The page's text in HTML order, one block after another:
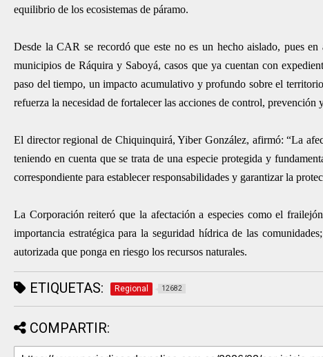
equilibrio de los ecosistemas de páramo.
Desde la CAR se recordó que este no es un hecho aislado, pues
municipios de Ráquira y Saboyá, casos que ya cuentan con
paso del tiempo, un impacto acumulativo y profundo sobre el
refuerza la necesidad de fortalecer las acciones de control, prevención
El director regional de Chiquinquirá, Yiber González, afirmó: “La
teniendo en cuenta que se trata de una especie protegida y
correspondiente para establecer responsabilidades y garantizar la
La Corporación reiteró que la afectación a especies como el
importancia estratégica para la seguridad hídrica de las
autorizada que ponga en riesgo los recursos naturales.
ETIQUETAS: Regional 12682
COMPARTIR: